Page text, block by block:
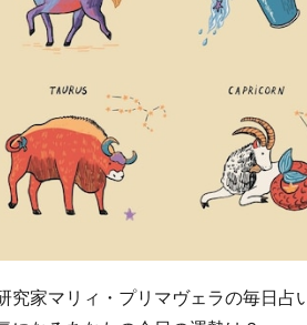
究家マリィ・プリマヴェラの毎日